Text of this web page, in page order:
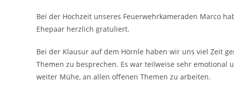
Bei der Hochzeit unseres Feuerwehrkameraden Marco
Ehepaar herzlich gratuliert.
Bei der Klausur auf dem Hörnle haben wir uns viel Zeit
Themen zu besprechen. Es war teilweise sehr emotional
weiter Mühe, an allen offenen Themen zu arbeiten.